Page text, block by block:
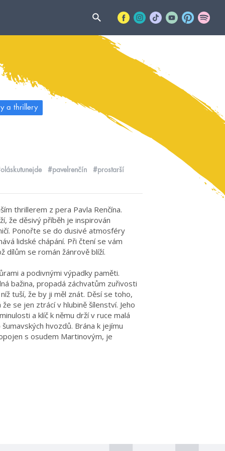
a thrillery
#pavelrenčín
#prostarší
thrillerem z pera Pavla Renčína.
že děsivý příběh je inspirován
Ponořte se do dusivé atmosféry
lidské chápání. Při čtení se vám
dílům se román žánrově blíží.
a podivnými výpadky paměti.
bažina, propadá záchvatům zuřivosti
tuší, že by ji měl znát. Děsí se toho,
se jen ztrácí v hlubině šílenství. Jeho
a klíč k němu drží v ruce malá
hvozdů. Brána k jejímu
s osudem Martinovým, je